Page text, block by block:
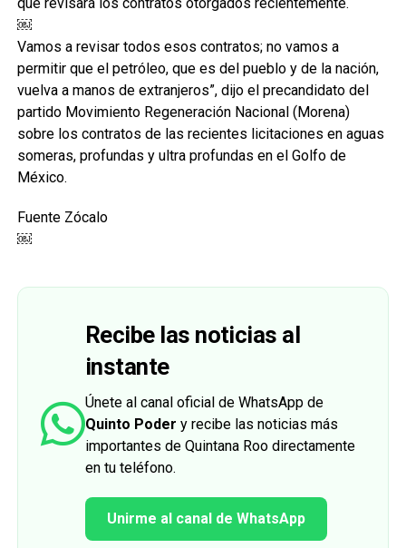
￼
Vamos a revisar todos esos contratos; no vamos a
permitir que el petróleo, que es del pueblo y de la nación,
vuelva a manos de extranjeros”, dijo el precandidato del
partido Movimiento Regeneración Nacional (Morena)
sobre los contratos de las recientes licitaciones en aguas
someras, profundas y ultra profundas en el Golfo de
México.
Fuente Zócalo
￼
Recibe las noticias al
instante
Únete al canal oficial de WhatsApp de
Quinto Poder y recibe las noticias más
importantes de Quintana Roo directamente
en tu teléfono.
Unirme al canal de WhatsApp